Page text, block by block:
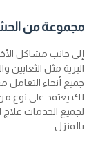
مجموعة من
إلى جانب مشاكل
البرية مثل
جميع أنحاء التعامل
لك يعتمد على نوع
لجميع الخدمات علاج
بالمنزل.